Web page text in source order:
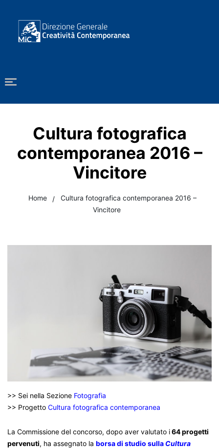
Cultura fotografica
contemporanea 2016 –
Vincitore
Home
Cultura fotografica contemporanea 2016 –
Vincitore
>> Sei nella Sezione Fotografia
>> Progetto Cultura fotografica contemporanea
La Commissione del concorso, dopo aver valutato i64 progetti
pervenuti, ha assegnato la borsa di studio sulla Cultura